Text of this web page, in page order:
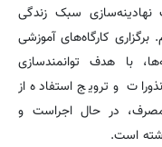
سبک زندگی
کارگاه‌های آموزشی
با هدف توانمندسازی
و ترویج استفاده از
مصرف، در حال اجراست و
است.